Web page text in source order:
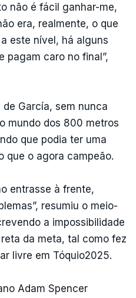
não é fácil ganhar-me,
era, realmente, o que
este nível, há alguns
pagam caro no final”,
García, sem nunca
mundo dos 800 metros
que podia ter uma
que o agora campeão.
entrasse à frente,
resumiu o meio-
a impossibilidade
da meta, tal como fez
livre em Tóquio2025.
Adam Spencer